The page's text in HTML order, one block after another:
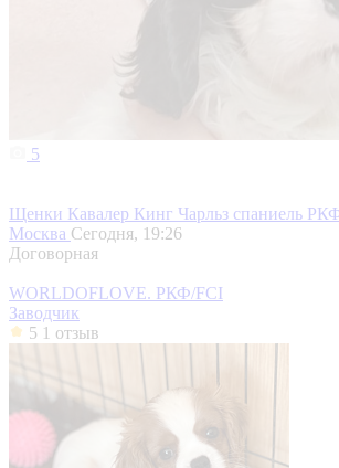
5
Щенки Кавалер Кинг Чарльз спаниель
Москва Сегодня, 19:26
Договорная
WORLDOFLOVE. РКФ/FCI
Заводчик
5 1 отзыв